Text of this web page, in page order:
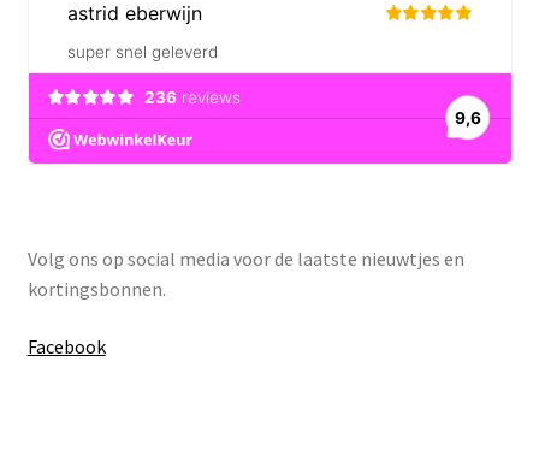
Volg ons op social media voor de laatste nieuwtjes en
kortingsbonnen.
Facebook